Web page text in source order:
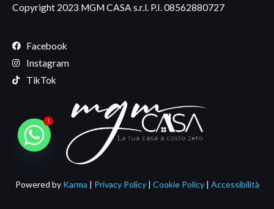
Copyright 2023 MGM CASA s.r.l. P.I. 08562880727
Facebook
Instagram
TikTok
Powered by Karma | Privacy Policy| Cookie Policy| Accessibilità
1